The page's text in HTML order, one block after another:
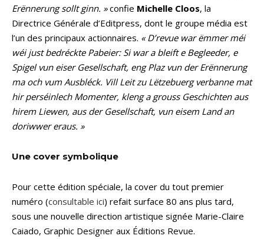
Erënnerung sollt ginn. »confie Michelle Cloos, la
Directrice Générale d’Editpress, dont le groupe média est
l’un des principaux actionnaires. « D’revue war ëmmer méi
wéi just bedréckte Pabeier: Si war a bleift e Begleeder, e
Spigel vun eiser Gesellschaft, eng Plaz vun der Erënnerung
ma och vum Ausbléck. Vill Leit zu Lëtzebuerg verbanne mat
hir perséinlech Momenter, kleng a grouss Geschichten aus
hirem Liewen, aus der Gesellschaft, vun eisem Land an
doriwwer eraus. »
Une cover symbolique
Pour cette édition spéciale, la cover du tout premier
numéro (consultable ici) refait surface 80 ans plus tard,
sous une nouvelle direction artistique signée Marie-Claire
Caiado, Graphic Designer aux Éditions Revue.